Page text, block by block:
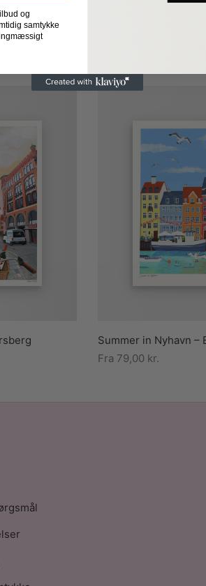
Summer in Nyhavn –
Fra 79,00 kr.
og
samtykke